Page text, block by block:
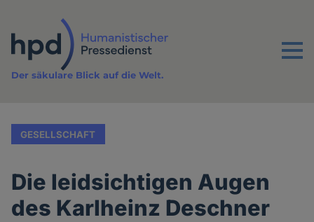
Inhalt
Menu
Der säkulare Blick auf die Welt.
GESELLSCHAFT
Die leidsichtigen Augen
des Karlheinz Deschner